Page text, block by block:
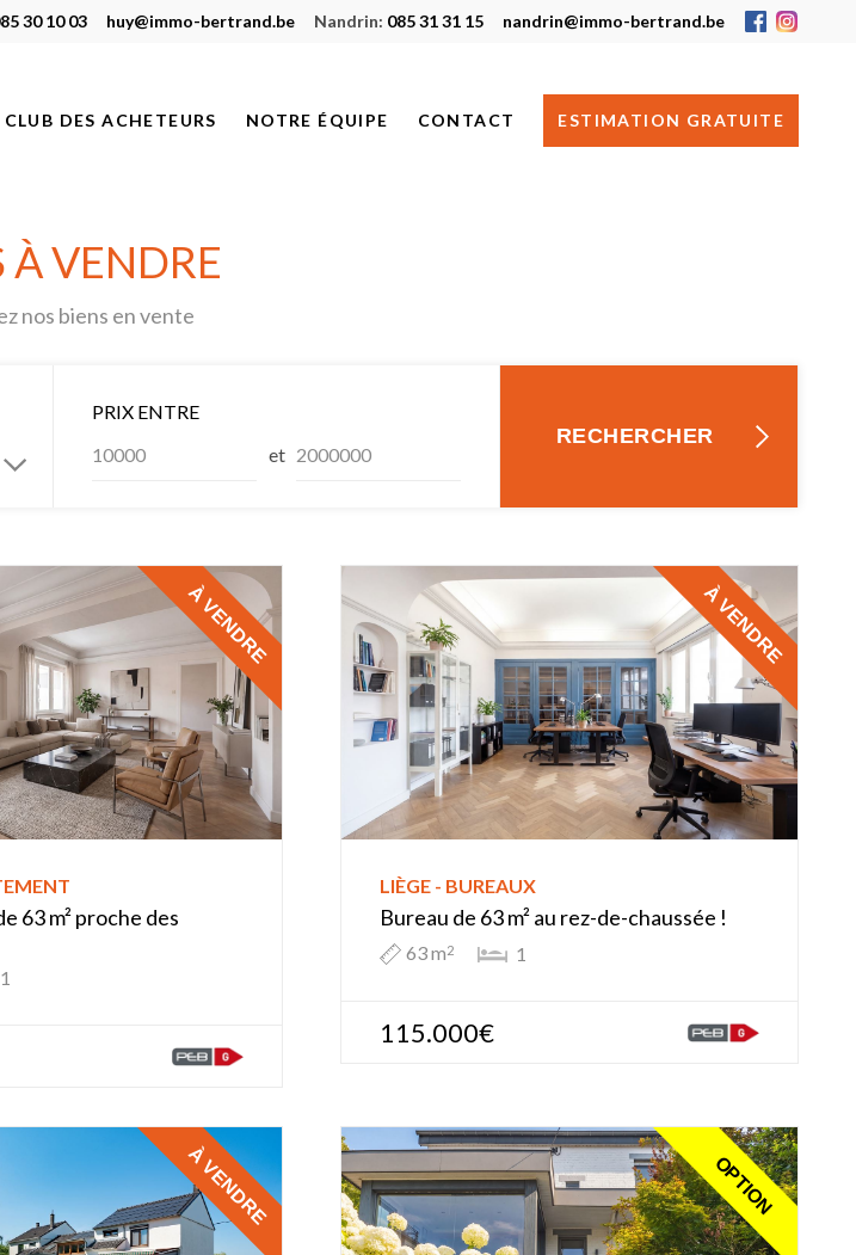
30 10 03 huy@immo-bertrand.be Nandrin: 085 31 31 15 nandrin@immo-bertrand.be
CLUB DES ACHETEURS NOTRE ÉQUIPE CONTACT ESTIMATION GRATUITE
À VENDRE
nos biens en vente
PRIX ENTRE
et
RECHERCHER
63 m² proche des
1
À VENDRE
LIÈGE - BUREAUX
Bureau de 63 m² au rez-de-chaussée !
63 m2 1
115.000€
À VENDRE
À VENDRE OPTION